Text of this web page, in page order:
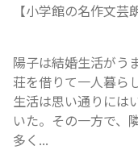
【小学館の名作文芸
陽子は結婚生活がう
荘を借りて一人暮ら
生活は思い通りには
いた。その一方で、
多く...